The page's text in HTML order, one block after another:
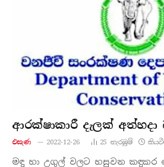
ආරක්ෂාකාරී දැලක් අත්හදා
එසැණ 2022-12-26 25 නැරඹු​ම්
මඳු හා උගුල් වලට හසුවන කඳුකර